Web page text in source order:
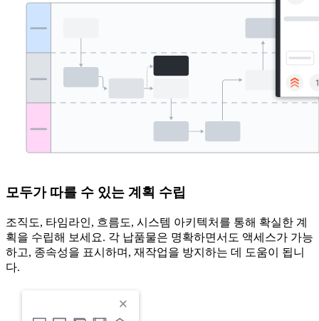
모두가 따를 수 있는 계획 수립
조직도, 타임라인, 흐름도, 시스템 아키텍처를 통해 확실한 계
획을 수립해 보세요. 각 납품물은 명확하면서도 액세스가 가능
하고, 종속성을 표시하며, 재작업을 방지하는 데 도움이 됩니
다.